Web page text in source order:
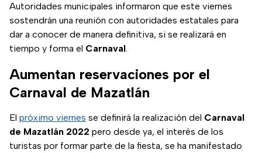
Autoridades municipales informaron que este viernes
sostendrán una reunión con autoridades estatales para
dar a conocer de manera definitiva, si se realizará en
tiempo y forma el Carnaval.
Aumentan reservaciones por el
Carnaval de Mazatlán
El próximo viernes se definirá la realización del Carnaval
de Mazatlán 2022 pero desde ya, el interés de los
turistas por formar parte de la fiesta, se ha manifestado